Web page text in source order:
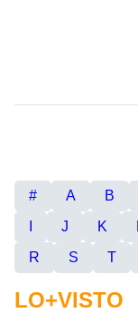
# A B
J K
R
S T
LO+VISTO